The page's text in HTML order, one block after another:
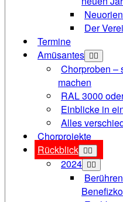
Der
Termine
Amüsantes
Chorproben –
machen
RAL 3000
Einblicke in
Alles
Chorprojekte
Rückblick
2024